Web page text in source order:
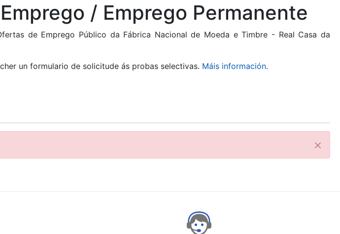
/ Emprego Permanente
de Emprego Público da Fábrica Nacional de Moeda e Timbre - Real Casa da
un formulario de solicitude ás probas selectivas. Máis información.